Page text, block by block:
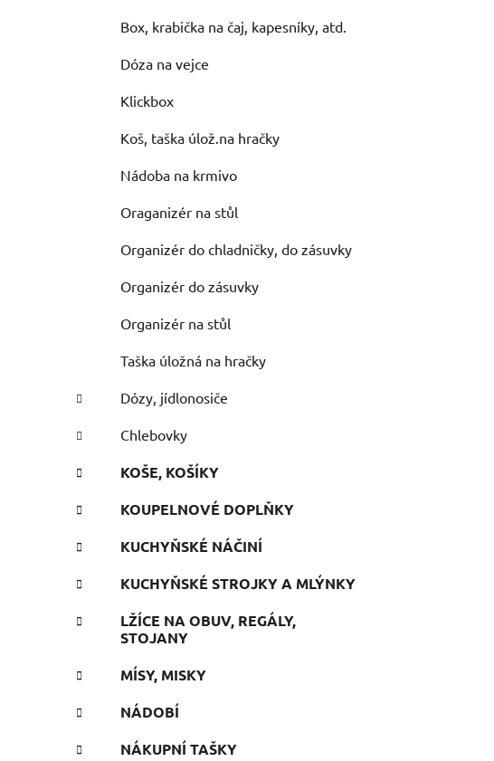
Box, krabička na čaj, kapesníky, atd.
Dóza na vejce
Klickbox
Koš, taška úlož.na hračky
Nádoba na krmivo
Oraganizér na stůl
Organizér do chladničky, do zásuvky
Organizér do zásuvky
Organizér na stůl
Taška úložná na hračky
Dózy, jídlonosiče
Chlebovky
KOŠE, KOŠÍKY
KOUPELNOVÉ DOPLŇKY
KUCHYŇSKÉ NÁČINÍ
KUCHYŇSKÉ STROJKY A MLÝNKY
LŽÍCE NA OBUV, REGÁLY,
STOJANY
MÍSY, MISKY
NÁDOBÍ
NÁKUPNÍ TAŠKY